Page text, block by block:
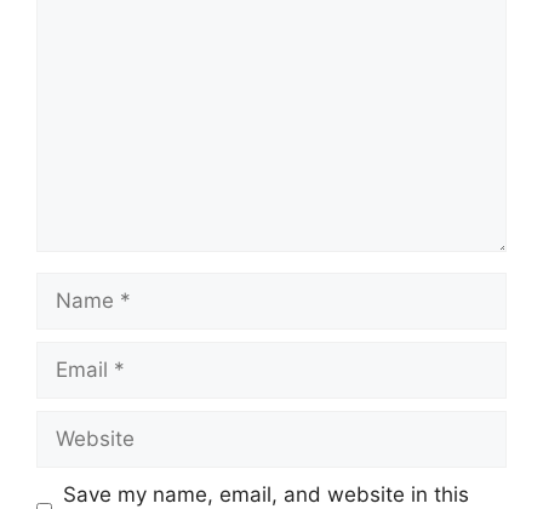
Name
Email
Website
Save my name, email, and website in this